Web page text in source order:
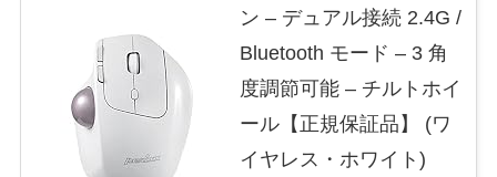
ン – デュアル接続 2.4G /
Bluetooth モード – 3 角
度調節可能 – チルトホイ
ール【正規保証品】 (ワ
イヤレス・ホワイト)